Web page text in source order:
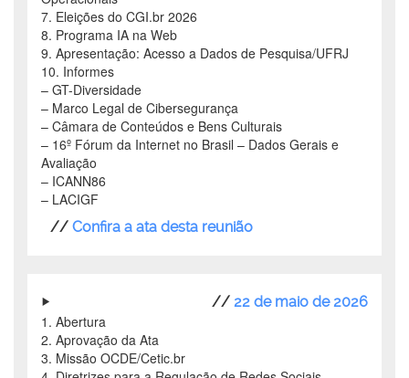
7. Eleições do CGI.br 2026
8. Programa IA na Web
9. Apresentação: Acesso a Dados de Pesquisa/UFRJ
10. Informes
– GT-Diversidade
– Marco Legal de Cibersegurança
– Câmara de Conteúdos e Bens Culturais
– 16º Fórum da Internet no Brasil – Dados Gerais e
Avaliação
– ICANN86
– LACIGF
// Confira a ata desta reunião
// 22 de maio de 2026
1. Abertura
2. Aprovação da Ata
3. Missão OCDE/Cetic.br